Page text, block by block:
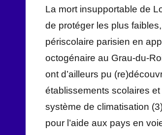
La mort insupportable de
de protéger les plus
périscolaire parisien en
octogénaire au Grau-du-
ont d’ailleurs pu
établissements scolaires
système de climatisation
pour l’aide aux pays en